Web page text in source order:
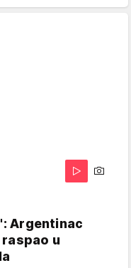
Argentinac
u